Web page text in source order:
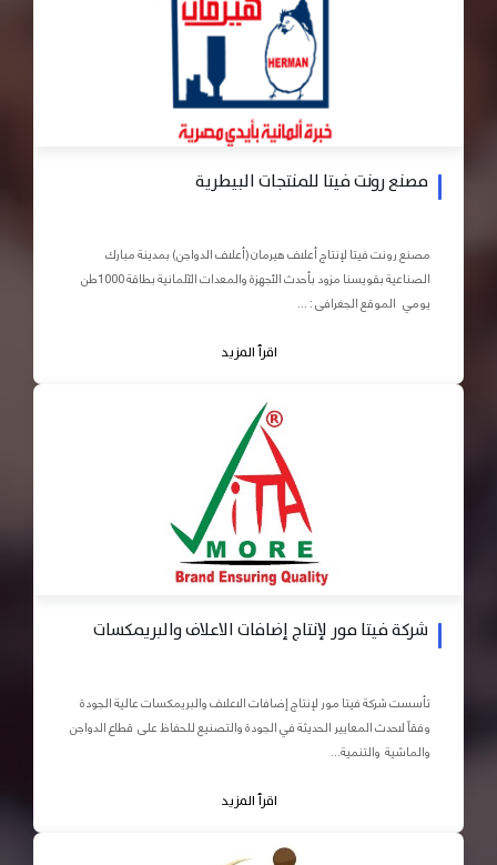
مصنع رونت فيتا للمنتجات البيطرية
مصنع رونت فيتا لإنتاج أعلاف هيرمان (أعلاف الدواجن) بمدينة مبارك
الصناعية بقويسنا مزود بأحدث الأجهزة والمعدات الآلمانية بطاقة 1000طن
يومي الموقع الجغرافى : ...
اقرأ المزيد
شركة فيتا مور لإنتاج إضافات الاعلاف والبريمكسات
تأسست شركة فيتا مور لإنتاج إضافات الاعلاف والبريمكسات عالية الجودة
وفقاً لاحدث المعايير الحديثة في الجودة والتصنيع للحفاظ على قطاع الدواجن
والماشية والتنمية...
اقرأ المزيد